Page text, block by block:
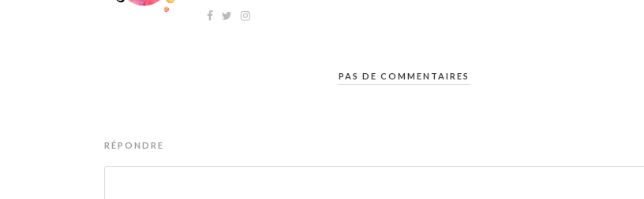
PAS DE COMMENTAIRES
RÉPONDRE